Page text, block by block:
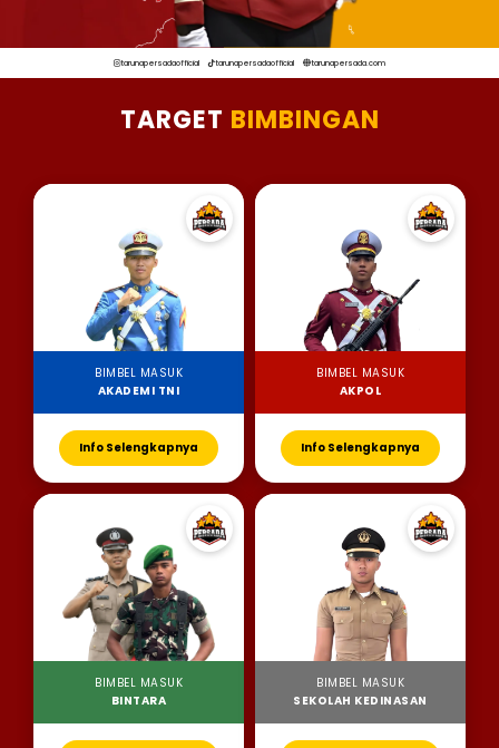
tarunapersadaofficial tarunapersadaofficial tarunapersada.com
TARGET BIMBINGAN
BIMBEL MASUK
AKADEMI TNI
Info Selengkapnya
BIMBEL MASUK
AKPOL
Info Selengkapnya
BIMBEL MASUK
BINTARA
BIMBEL MASUK
SEKOLAH KEDINASAN